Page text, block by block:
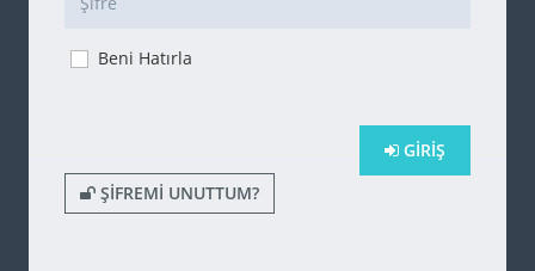
Beni Hatırla
GIRIŞ
ŞIFREMI UNUTTUM?